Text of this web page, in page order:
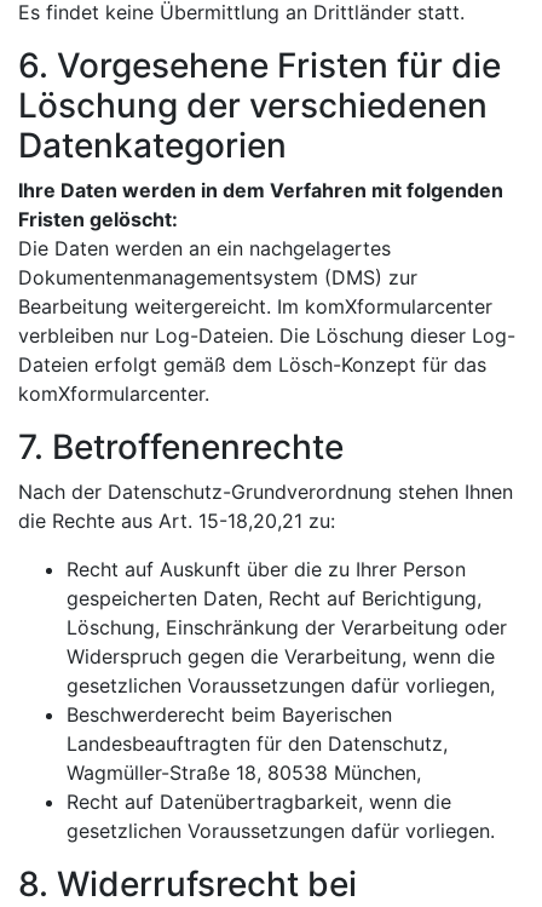
Es findet keine Übermittlung an Drittländer statt.
6. Vorgesehene Fristen für die
Löschung der verschiedenen
Datenkategorien
Ihre Daten werden in dem Verfahren mit folgenden
Fristen gelöscht:
Die Daten werden an ein nachgelagertes
Dokumentenmanagementsystem (DMS) zur
Bearbeitung weitergereicht. Im komXformularcenter
verbleiben nur Log-Dateien. Die Löschung dieser Log-
Dateien erfolgt gemäß dem Lösch-Konzept für das
komXformularcenter.
7. Betroffenenrechte
Nach der Datenschutz-Grundverordnung stehen Ihnen
die Rechte aus Art. 15-18,20,21 zu:
Recht auf Auskunft über die zu Ihrer Person
gespeicherten Daten, Recht auf Berichtigung,
Löschung, Einschränkung der Verarbeitung oder
Widerspruch gegen die Verarbeitung, wenn die
gesetzlichen Voraussetzungen dafür vorliegen,
Beschwerderecht beim Bayerischen
Landesbeauftragten für den Datenschutz,
Wagmüller-Straße 18, 80538 München,
Recht auf Datenübertragbarkeit, wenn die
gesetzlichen Voraussetzungen dafür vorliegen.
8. Widerrufsrecht bei